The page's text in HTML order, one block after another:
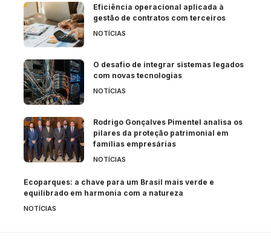
Eficiência operacional aplicada à
gestão de contratos com terceiros
NOTÍCIAS
O desafio de integrar sistemas legados
com novas tecnologias
NOTÍCIAS
Rodrigo Gonçalves Pimentel analisa os
pilares da proteção patrimonial em
famílias empresárias
NOTÍCIAS
Ecoparques: a chave para um Brasil mais verde e
equilibrado em harmonia com a natureza
NOTÍCIAS